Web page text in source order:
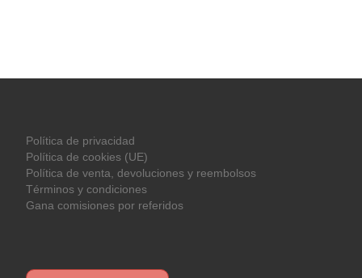
Política de privacidad
Política de cookies (UE)
Política de venta, devoluciones y reembolsos
Términos y condiciones
Gana comisiones por referidos